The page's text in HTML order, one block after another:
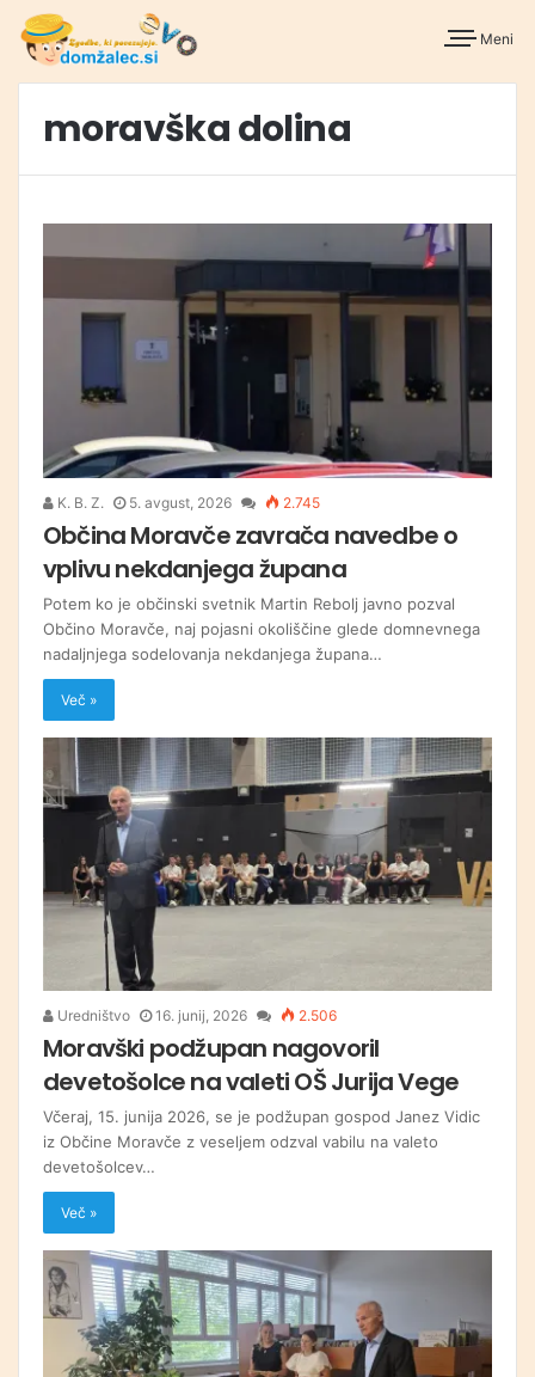
Meni
moravška dolina
K. B. Z. 5. avgust, 2026 2.745
Občina Moravče zavrača navedbe o
vplivu nekdanjega župana
Potem ko je občinski svetnik Martin Rebolj javno pozval
Občino Moravče, naj pojasni okoliščine glede domnevnega
nadaljnjega sodelovanja nekdanjega župana…
Več »
Uredništvo 16. junij, 2026 2.506
Moravški podžupan nagovoril
devetošolce na valeti OŠ Jurija Vege
Včeraj, 15. junija 2026, se je podžupan gospod Janez Vidic
iz Občine Moravče z veseljem odzval vabilu na valeto
devetošolcev…
Več »